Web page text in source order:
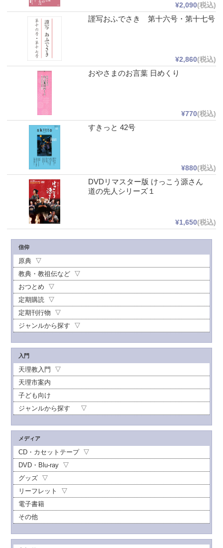
¥2,090(税込)
謹写おふでさき 第十六号・第十七号
¥2,860(税込)
おやさまのお言葉 日めくり
¥770(税込)
すきっと 42号
¥880(税込)
DVDリマスター版 けっこう源さん
道の先人シリーズ１
¥1,650(税込)
信仰
原典
教典・教祖伝など
おつとめ
定期購読
定期刊行物
ジャンルから探す
入門
天理教入門
天理市案内
子ども向け
ジャンルから探す
メディア
CD・カセットテープ
DVD・Blu-ray
グッズ
リーフレット
電子書籍
その他